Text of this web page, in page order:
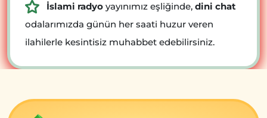
İslami radyo yayınımız eşliğinde, dini chat
odalarımızda günün her saati huzur veren
ilahilerle kesintisiz muhabbet edebilirsiniz.